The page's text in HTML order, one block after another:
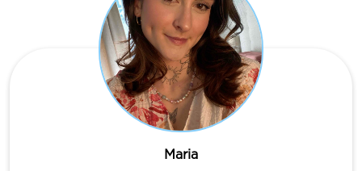
Maria